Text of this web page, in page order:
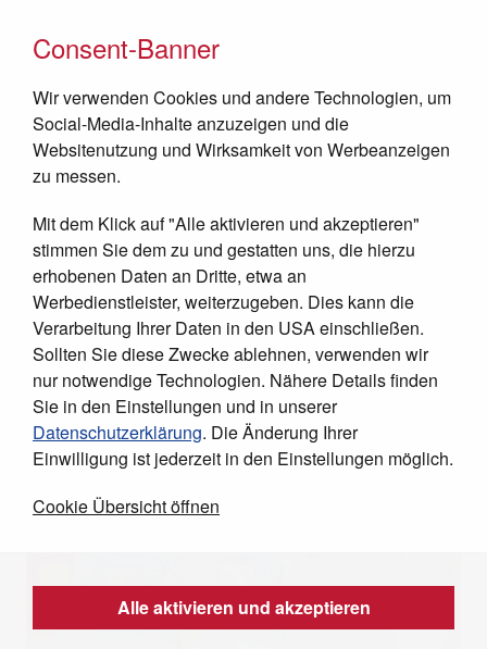
JETZT SPENDEN
Consent-Banner
Wir verwenden Cookies und andere Technologien, um
Social-Media-Inhalte anzuzeigen und die
Websitenutzung und Wirksamkeit von Werbeanzeigen
zu messen.
Mit dem Klick auf "Alle aktivieren und akzeptieren"
stimmen Sie dem zu und gestatten uns, die hierzu
erhobenen Daten an Dritte, etwa an
Werbedienstleister, weiterzugeben. Dies kann die
Verarbeitung Ihrer Daten in den USA einschließen.
Sollten Sie diese Zwecke ablehnen, verwenden wir
nur notwendige Technologien. Nähere Details finden
Sie in den Einstellungen und in unserer
Datenschutzerklärung. Die Änderung Ihrer
Einwilligung ist jederzeit in den Einstellungen möglich.
Cookie Übersicht öffnen
Alle aktivieren und akzeptieren